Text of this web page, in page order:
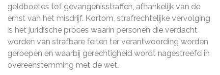
geldboetes tot gevangenisstraffen, afhankelijk van de
ernst van het misdrijf. Kortom, strafrechtelijke vervolging
is het juridische proces waarin personen die verdacht
worden van strafbare feiten ter verantwoording worden
geroepen en waarbij gerechtigheid wordt nagestreefd in
overeenstemming met de wet.